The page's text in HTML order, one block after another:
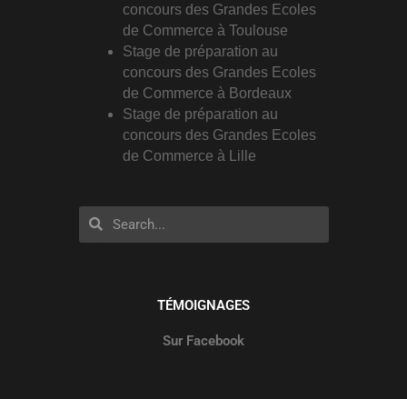
concours des Grandes Ecoles
de Commerce à Toulouse
Stage de préparation au
concours des Grandes Ecoles
de Commerce à Bordeaux
Stage de préparation au
concours des Grandes Ecoles
de Commerce à Lille
Rechercher
Rechercher
TÉMOIGNAGES
Sur Facebook